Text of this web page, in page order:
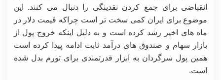
انقباضی برای جمع کردن نقدینگی را دنبال می کنند. این
موضوع برای ایران کمی سخت تر است چراکه قیمت دلار در
ماه های اخیر رشد کرده است و به دلیل اینکه خروج پول از
بازار سهام و صندوق های درآمد ثابت ادامه پیدا کرده است
همین پول سرگردان به ابزار قدرتمندی برای تورم بدل شده
است.